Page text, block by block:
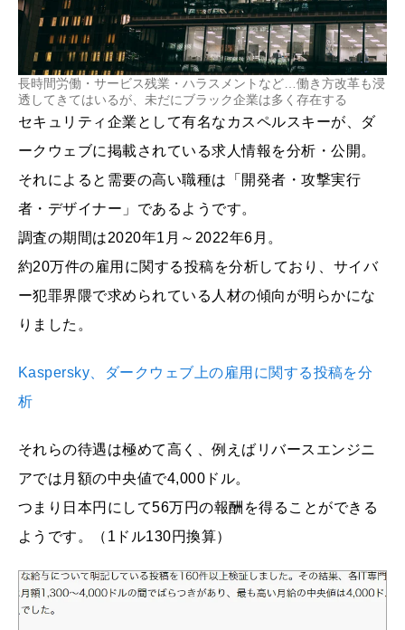
長時間労働・サービス残業・ハラスメントなど…働き方改革も浸
透してきてはいるが、未だにブラック企業は多く存在する
セキュリティ企業として有名なカスペルスキーが、ダ
ークウェブに掲載されている求人情報を分析・公開。
それによると需要の高い職種は「開発者・攻撃実行
者・デザイナー」であるようです。
調査の期間は2020年1月～2022年6月。
約20万件の雇用に関する投稿を分析しており、サイバ
ー犯罪界隈で求められている人材の傾向が明らかにな
りました。
Kaspersky、ダークウェブ上の雇用に関する投稿を分
析
それらの待遇は極めて高く、例えばリバースエンジニ
アでは月額の中央値で4,000ドル。
つまり日本円にして56万円の報酬を得ることができる
ようです。（1ドル130円換算）